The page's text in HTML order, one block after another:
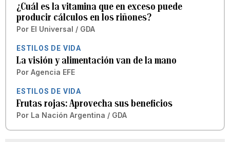
¿Cuál es la vitamina que en exceso puede
producir cálculos en los riñones?
Por El Universal / GDA
ESTILOS DE VIDA
La visión y alimentación van de la mano
Por Agencia EFE
ESTILOS DE VIDA
Frutas rojas: Aprovecha sus beneficios
Por La Nación Argentina / GDA